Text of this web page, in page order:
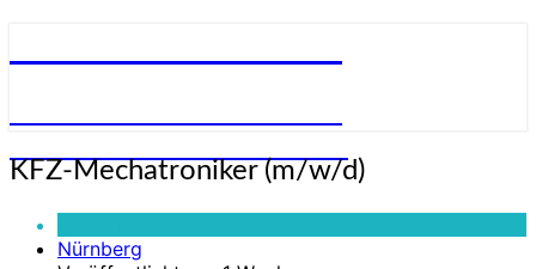
KFZ-
(m/w/d)
KFZ-Mechatroniker (m/w/d)
Nürnberg